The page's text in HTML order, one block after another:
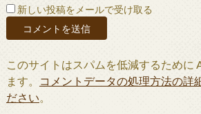
新しい投稿をメールで受け取る
このサイトはスパムを低減するために
ます。
コメントデータの処理方法の詳
ださい。